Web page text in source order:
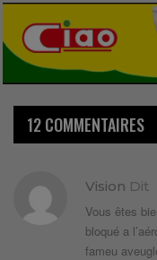
12 COMMENTAIRES
Vision Dit
Vous êtes
bloqué a
fameu